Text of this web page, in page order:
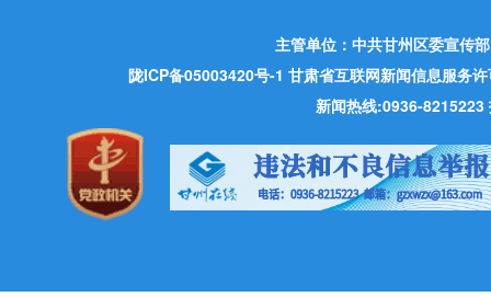
主管单位：中共甘州区委宣传
陇ICP备05003420号-1 甘肃省互联网新闻信息服务
新闻热线:0936-8215223